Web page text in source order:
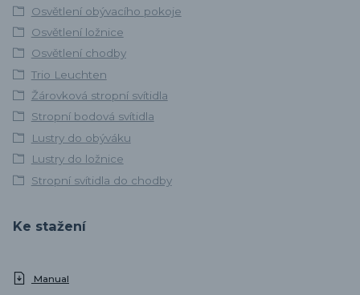
Osvětlení obývacího pokoje
Osvětlení ložnice
Osvětlení chodby
Trio Leuchten
Žárovková stropní svítidla
Stropní bodová svítidla
Lustry do obýváku
Lustry do ložnice
Stropní svítidla do chodby
Ke stažení
Manual